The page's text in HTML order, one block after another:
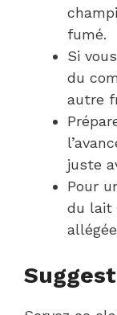
fumé.
Si
du
autre
juste
Pour
du lait